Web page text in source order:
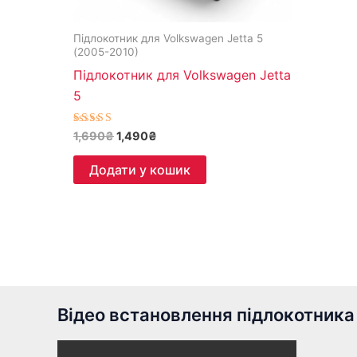
Підлокотник для Volkswagen Jetta 5
(2005-2010)
Підлокотник для Volkswagen Jetta
5
Оцінено в
5.00
з 5
1,690₴1,490₴
Додати у кошик
Відео встановлення